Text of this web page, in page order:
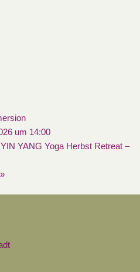
um 14:00
YANG Yoga Herbst Retreat –
»